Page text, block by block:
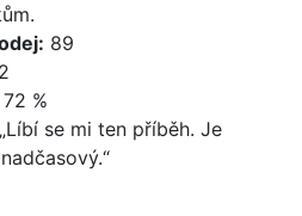
89
72 %
„Líbí se mi ten příběh. Je